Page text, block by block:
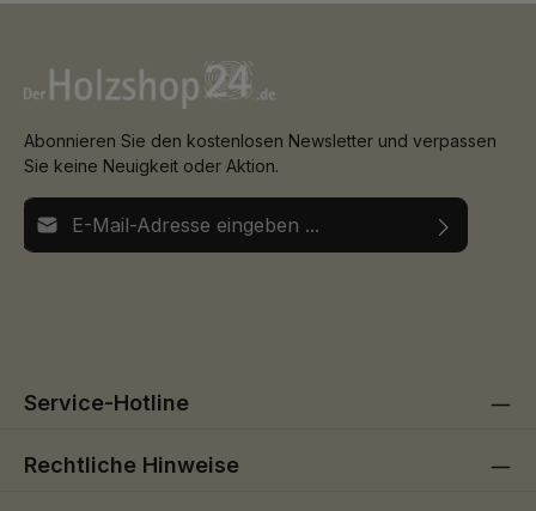
Abonnieren Sie den kostenlosen Newsletter und verpassen
Sie keine Neuigkeit oder Aktion.
E-Mail-Adresse*
Service-Hotline
Rechtliche Hinweise